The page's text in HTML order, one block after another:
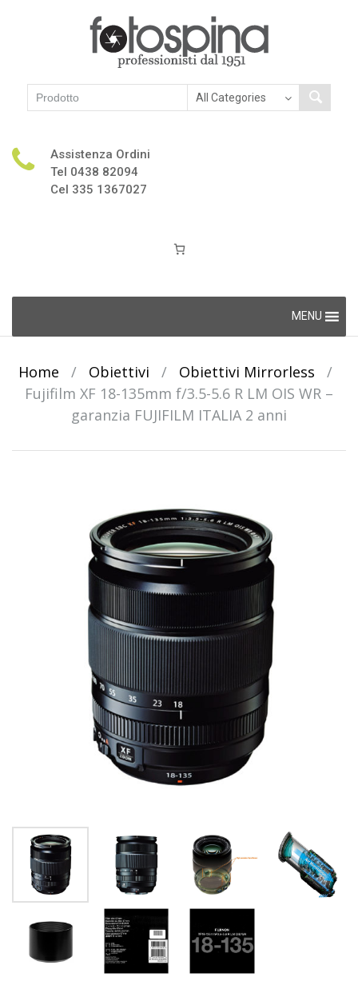
Assistenza Ordini
Tel 0438 82094
Cel 335 1367027
content
MENU
Home / Obiettivi / Obiettivi Mirrorless
/
Fujifilm XF 18-135mm f/3.5-5.6 R LM OIS WR –
garanzia FUJIFILM ITALIA 2 anni